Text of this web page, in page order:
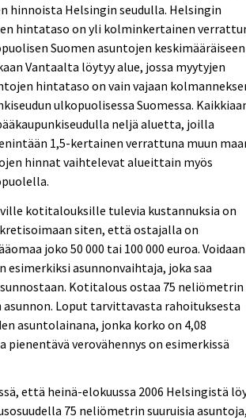
hinnoista Helsingin seudulla. Helsingin
hintataso on yli kolminkertainen
Suomen asuntojen keskimääräiseen
Vantaalta löytyy alue, jossa myytyjen
hintataso on vain vajaan
ulkopuolisessa Suomessa.
neljä aluetta, joilla
1,5-kertainen verrattuna muun
hinnat vaihtelevat alueittain myös
kotitalouksille tulevia kustannuksia on
siten, että ostajalla on
joko 50 000 tai 100 000 euroa. Voidaan
esimerkiksi asunnonvaihtaja, joka saa
Kotitalous ostaa 75 neliömetrin
asunnon. Loput tarvittavasta rahoituksesta
asuntolainana, jonka korko on 4,08
verovähennys on esimerkissä
että heinä-elokuussa 2006 Helsingistä
75 neliömetrin suuruisia